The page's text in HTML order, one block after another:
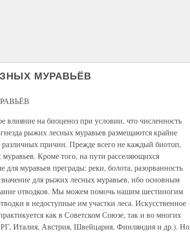
МУРАВЬЁВ
влияние на биоценоз при условии, что численность
рыжих лесных муравьев размещаются крайне
причин. Прежде всего не каждый биотоп,
Кроме того, на пути расселяющихся
муравьев преграды: реки, болота, разорванность
для рыжих лесных муравьев, ибо основным
отводков. Мы можем помочь нашим шестиногим
в недоступные им участки леса. Искусственное
как в Советском Союзе, так и во многих
Италия, Австрия, Швейцария, Финляндия и др.). Но